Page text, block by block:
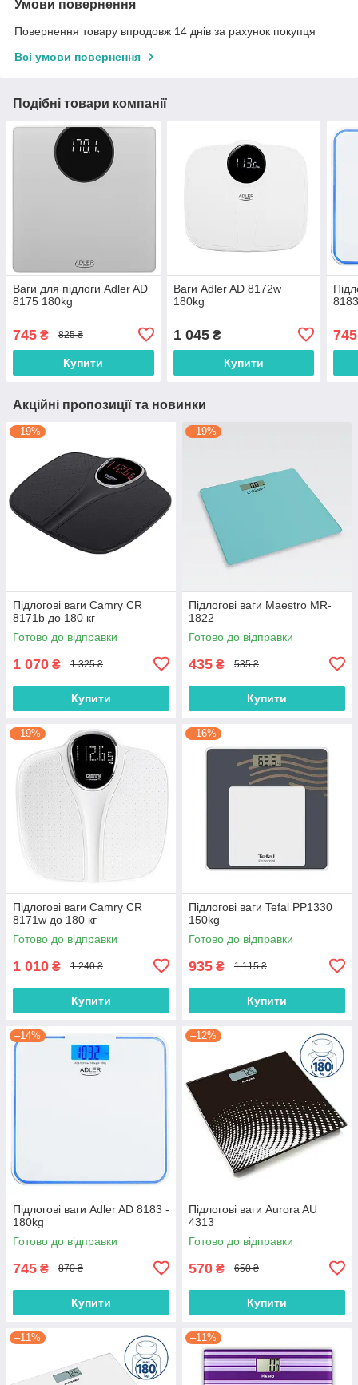
Умови повернення
Повернення товару впродовж 14 днів за рахунок покупця
Всі умови повернення
Подібні товари компанії
Ваги для підлоги Adler AD
8175 180kg
745 ₴ 825 ₴
Купити
Ваги Adler AD 8172w
180kg
1 045₴
Купити
745
Акційні пропозиції та новинки
–19%
Підлогові ваги Camry CR
8171b до 180 кг
Готово до відправки
1 070 ₴ 1 325 ₴
Купити
–19%
Підлогові ваги Maestro MR-
1822
Готово до відправки
435 ₴ 535 ₴
Купити
–19%
Підлогові ваги Camry CR
8171w до 180 кг
Готово до відправки
1 010 ₴ 1 240 ₴
Купити
–16%
Підлогові ваги Tefal PP1330
150kg
Готово до відправки
935 ₴ 1 115 ₴
Купити
–14%
Підлогові ваги Adler AD 8183 -
180kg
Готово до відправки
745 ₴ 870 ₴
Купити
–12%
Підлогові ваги Aurora AU
4313
Готово до відправки
570 ₴ 650 ₴
Купити
–11% –11%